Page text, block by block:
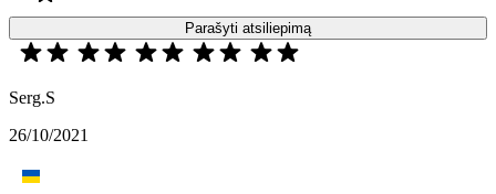
Parašyti atsiliepimą
Serg.S
26/10/2021